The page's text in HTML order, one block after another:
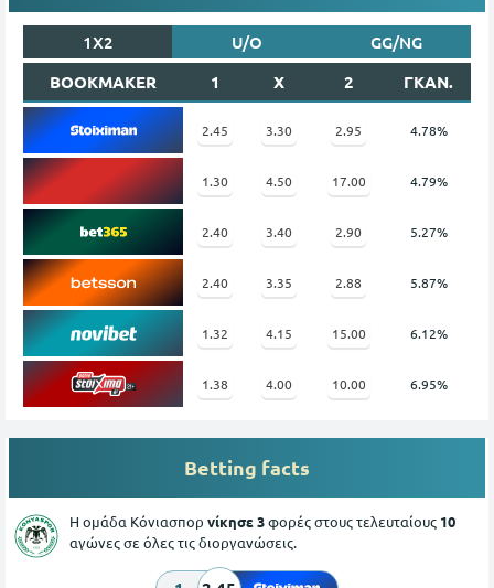
1X2 U/O
GG/NG
BOOKMAKER
1 X 2 ΓΚΑΝ.
2.45 3.30 2.95 4.78%
1.30 4.50 17.00 4.79%
2.40 3.40 2.90 5.27%
2.40 3.35 2.88 5.87%
1.32 4.15 15.00 6.12%
1.38 4.00 10.00 6.95%
Betting facts
Η ομάδα Κόνιασπορ νίκησε 3φορές στους τελευταίους 10
αγώνες σε όλες τις διοργανώσεις.